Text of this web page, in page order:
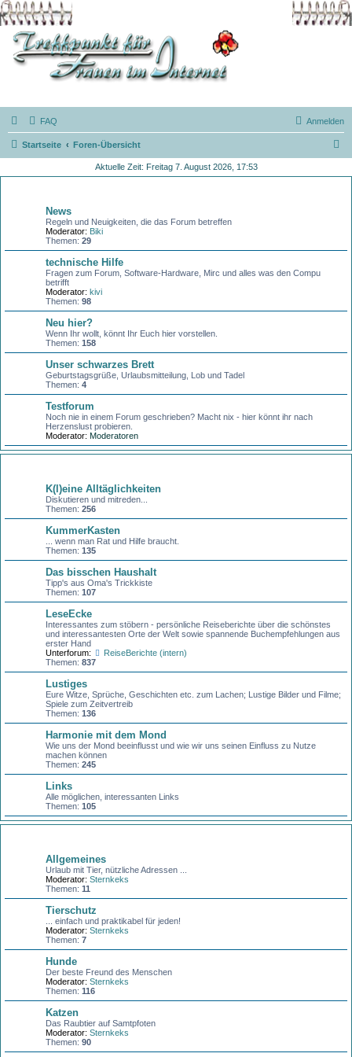
FAQ Anmelden
Startseite Foren-Übersicht
Aktuelle Zeit: Freitag 7. August 2026, 17:53
News
Regeln und Neuigkeiten, die das Forum betreffen
Moderator: Biki
Themen: 29
technische Hilfe
Fragen zum Forum, Software-Hardware, Mirc und alles was den Compu
betrifft
Moderator: kivi
Themen: 98
Neu hier?
Wenn Ihr wollt, könnt Ihr Euch hier vorstellen.
Themen: 158
Unser schwarzes Brett
Geburtstagsgrüße, Urlaubsmitteilung, Lob und Tadel
Themen: 4
Testforum
Noch nie in einem Forum geschrieben? Macht nix - hier könnt ihr nach
Herzenslust probieren.
Moderator: Moderatoren
K(l)eine Alltäglichkeiten
Diskutieren und mitreden...
Themen: 256
KummerKasten
... wenn man Rat und Hilfe braucht.
Themen: 135
Das bisschen Haushalt
Tipp's aus Oma's Trickkiste
Themen: 107
LeseEcke
Interessantes zum stöbern - persönliche Reiseberichte über die schönstes
und interessantesten Orte der Welt sowie spannende Buchempfehlungen aus
erster Hand
Unterforum:
ReiseBerichte (intern)
Themen: 837
Lustiges
Eure Witze, Sprüche, Geschichten etc. zum Lachen; Lustige Bilder und Filme;
Spiele zum Zeitvertreib
Themen: 136
Harmonie mit dem Mond
Wie uns der Mond beeinflusst und wie wir uns seinen Einfluss zu Nutze
machen können
Themen: 245
Links
Alle möglichen, interessanten Links
Themen: 105
Allgemeines
Urlaub mit Tier, nützliche Adressen ...
Moderator: Sternkeks
Themen: 11
Tierschutz
... einfach und praktikabel für jeden!
Moderator: Sternkeks
Themen: 7
Hunde
Der beste Freund des Menschen
Moderator: Sternkeks
Themen: 116
Katzen
Das Raubtier auf Samtpfoten
Moderator: Sternkeks
Themen: 90